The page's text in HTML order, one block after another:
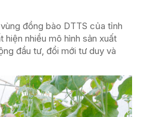
đồng bào DTTS của tỉnh
hiện nhiều mô hình sản xuất
đầu tư, đổi mới tư duy và